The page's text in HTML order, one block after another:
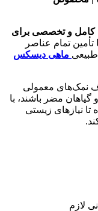
کامل و تخصصی برای
تمام عناصر
ماهی دیسکس‌
نمک‌های معمولی
مضر باشند، با
نیازهای زیستی
لازم